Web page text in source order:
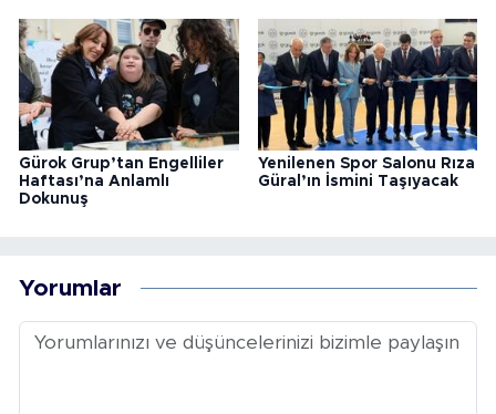
Gürok Grup’tan Engelliler
Haftası’na Anlamlı
Dokunuş
Yenilenen Spor Salonu Rıza
Güral’ın İsmini Taşıyacak
Yorumlar